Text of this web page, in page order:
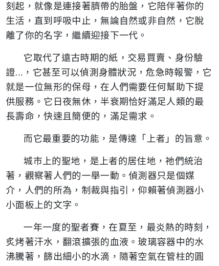
刻起，就像是連接著臍帶的胎盤，它陪伴著你的
生活，直到呼吸中止，無論自然或非自然，它脫
離了你的名字，繼續迎接下一代。
它取代了遠古時期的紙，交易買賣、身份驗
證...，它甚至可以偵測身體狀況，危急時報警，它
就是一位無形的保母，在人們需要任何幫助下提
供服務。它日夜無休，半衰期恰好滿足人類的最
長壽命，快速且簡便的，滿足需求。
而它最重要的功能，是傳達「上者」的旨意。
城市上的聖地，是上者的居住地，祂們統治
著，觀察著人們的一舉一動。偵測器只是個媒
介，人們的所為，制裁與指引，仰賴著偵測器小
小面板上的文字。
一年一度的聖者賽，在夏至，最炎熱的時刻，
炙烤著汗水，翻滾擴張的血液。玻璃容器中的水
沸騰著，篩出細小的水滴，隨著空氣在管柱的圓